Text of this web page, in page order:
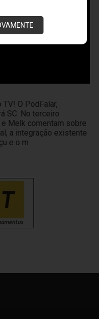
O PodFalar,
SC. No terceiro
Melk comentam sobre
a integração existente
e o m